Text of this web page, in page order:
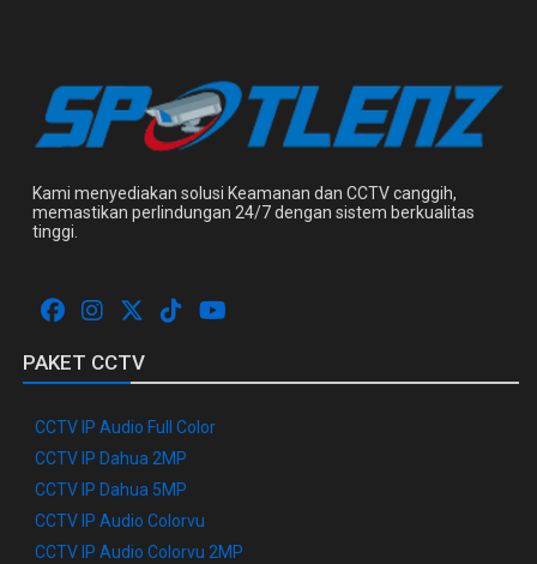
Kami menyediakan solusi Keamanan dan CCTV canggih,
memastikan perlindungan 24/7 dengan sistem berkualitas
tinggi.
PAKET CCTV
CCTV IP Audio Full Color
CCTV IP Dahua 2MP
CCTV IP Dahua 5MP
CCTV IP Audio Colorvu
CCTV IP Audio Colorvu 2MP